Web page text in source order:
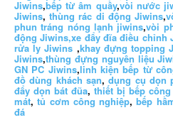
Jiwins,bếp từ âm quầy,vòi nước
Jiwins,thùng rác di động Jiwins,
phun tráng nóng lạnh jiwins,vòi
động Jiwins,xe đẩy đĩa điều chỉnh
rửa ly Jiwins ,khay đựng topping
Jiwins,thùng đựng nguyên liệu
GN PC Jiwins,linh kiện bếp từ
đồ dùng khách sạn,dụng cụ dọn
đẩy dọn bát đũa, thiết bị bếp
mát,tủ cơm công nghiệp,bếp
đá